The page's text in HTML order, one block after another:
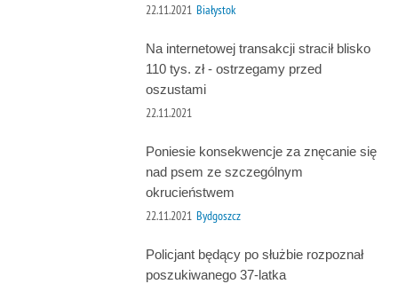
22.11.2021 Białystok
Na internetowej transakcji stracił blisko
110 tys. zł - ostrzegamy przed
oszustami
22.11.2021
Poniesie konsekwencje za znęcanie się
nad psem ze szczególnym
okrucieństwem
22.11.2021 Bydgoszcz
Policjant będący po służbie rozpoznał
poszukiwanego 37-latka